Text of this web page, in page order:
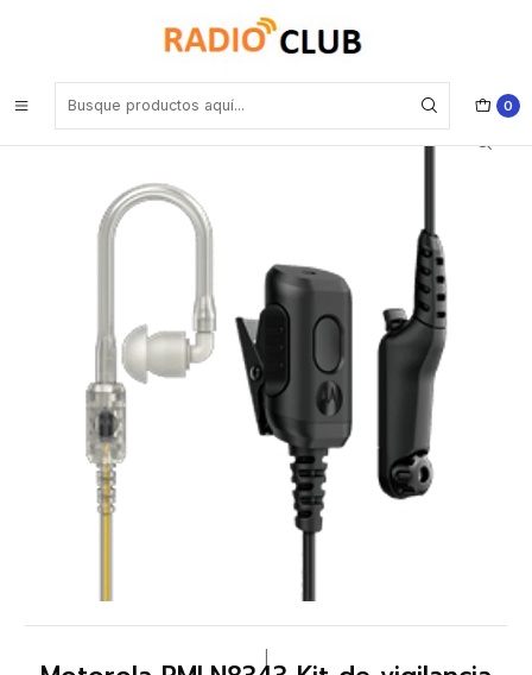
0
Motorola PMLN8343 Kit de vigilancia IMPRES™ de 3 cables con tubo
translúcido, audio fuerte, negro para R7 Precio con iva incluido